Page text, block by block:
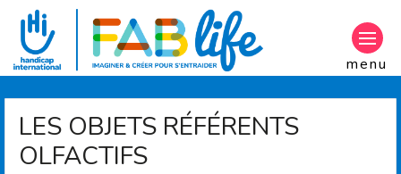
Aller au contenu principal
menu
LES OBJETS RÉFÉRENTS
OLFACTIFS